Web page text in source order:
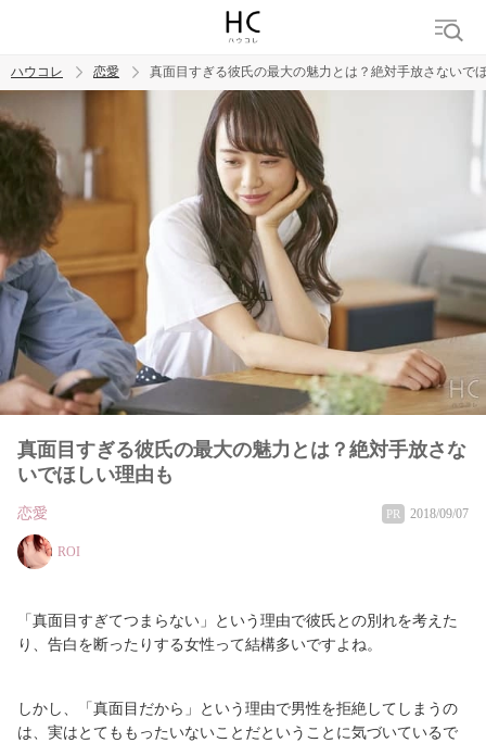
トレンド ワード
恋愛
ハウコレ 恋愛 真面目すぎる彼氏の最大の魅力とは？絶対手放さないで
真面目すぎる彼氏の最大の魅力とは？絶対手放さな
いでほしい理由も
恋愛 PR 2018/09/07
ROI
「真面目すぎてつまらない」という理由で彼氏との別れを考えた
り、告白を断ったりする女性って結構多いですよね。
しかし、「真面目だから」という理由で男性を拒絶してしまうの
は、実はとてももったいないことだということに気づいているで